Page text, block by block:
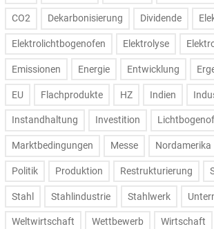
CO2 Dekarbonisierung Dividende
Elektrolichtbogenofen Elektrolyse
Emissionen Energie Entwicklung
EU Flachprodukte HZ Indien
Instandhaltung Investition
Marktbedingungen Messe Nordamerika
Politik Produktion Restrukturierung
Stahl Stahlindustrie Stahlwerk
Weltwirtschaft Wettbewerb Wirtschaft